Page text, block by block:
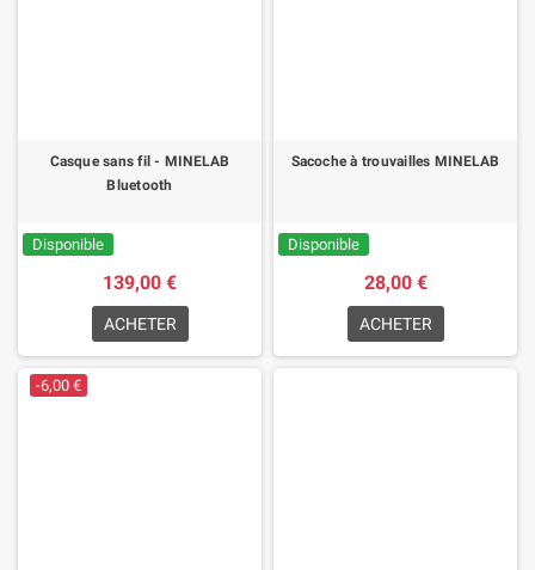
Casque sans fil - MINELAB
Bluetooth
Disponible
139,00 €
ACHETER
Sacoche à trouvailles MINELAB
Disponible
28,00 €
ACHETER
-6,00 €